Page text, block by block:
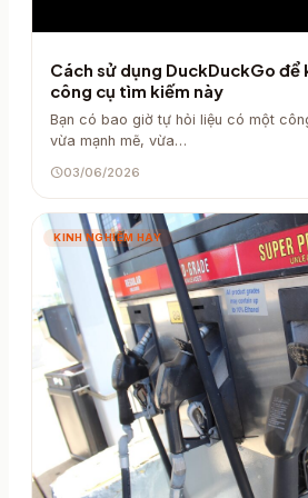
Cách sử dụng DuckDuckGo để
công cụ tìm kiếm này
Bạn có bao giờ tự hỏi liệu có một
vừa mạnh mẽ, vừa…
schedule03/06/2026
KINH NGHIỆM HAY